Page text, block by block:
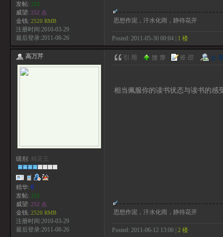
发帖: 252
威望: 252 点
金钱: 2520 RMB
注册时间:2010-03-29
最后登录:2011-08-26
思想作泥，汗水化雨，静待花开
Posted: 2011-05-30 00:04 | 1 楼
高万芹
级别: 精灵王
精华: 0
发帖: 252
威望: 252 点
金钱: 2520 RMB
注册时间:2010-03-29
最后登录:2011-08-26
相当佩服你的读书状态与读书的感
思想作泥，汗水化雨，静待花开
Posted: 2011-06-12 13:06 | 2 楼